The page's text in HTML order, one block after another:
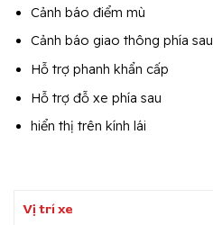
Cảnh báo điểm mù
Cảnh báo giao thông phía sau
Hỗ trợ phanh khẩn cấp
Hỗ trợ đỗ xe phía sau
hiển thị trên kính lái
Vị trí xe